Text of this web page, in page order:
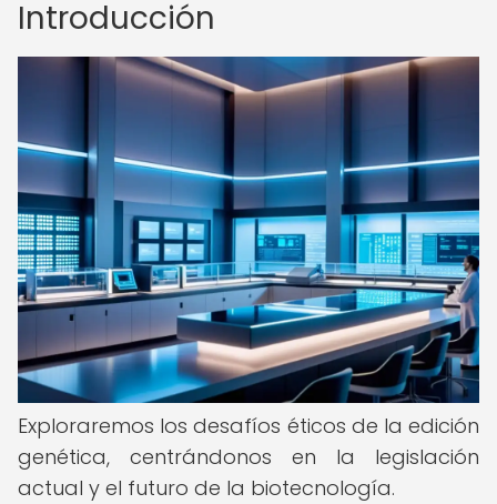
Introducción
Exploraremos los desafíos éticos de la edición
genética, centrándonos en la legislación
actual y el futuro de la biotecnología.